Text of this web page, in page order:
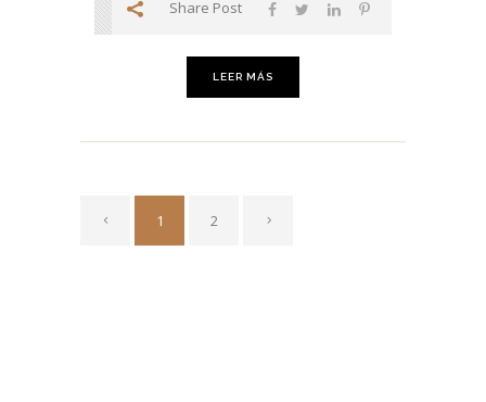
Share Post
LEER MÁS
1 2